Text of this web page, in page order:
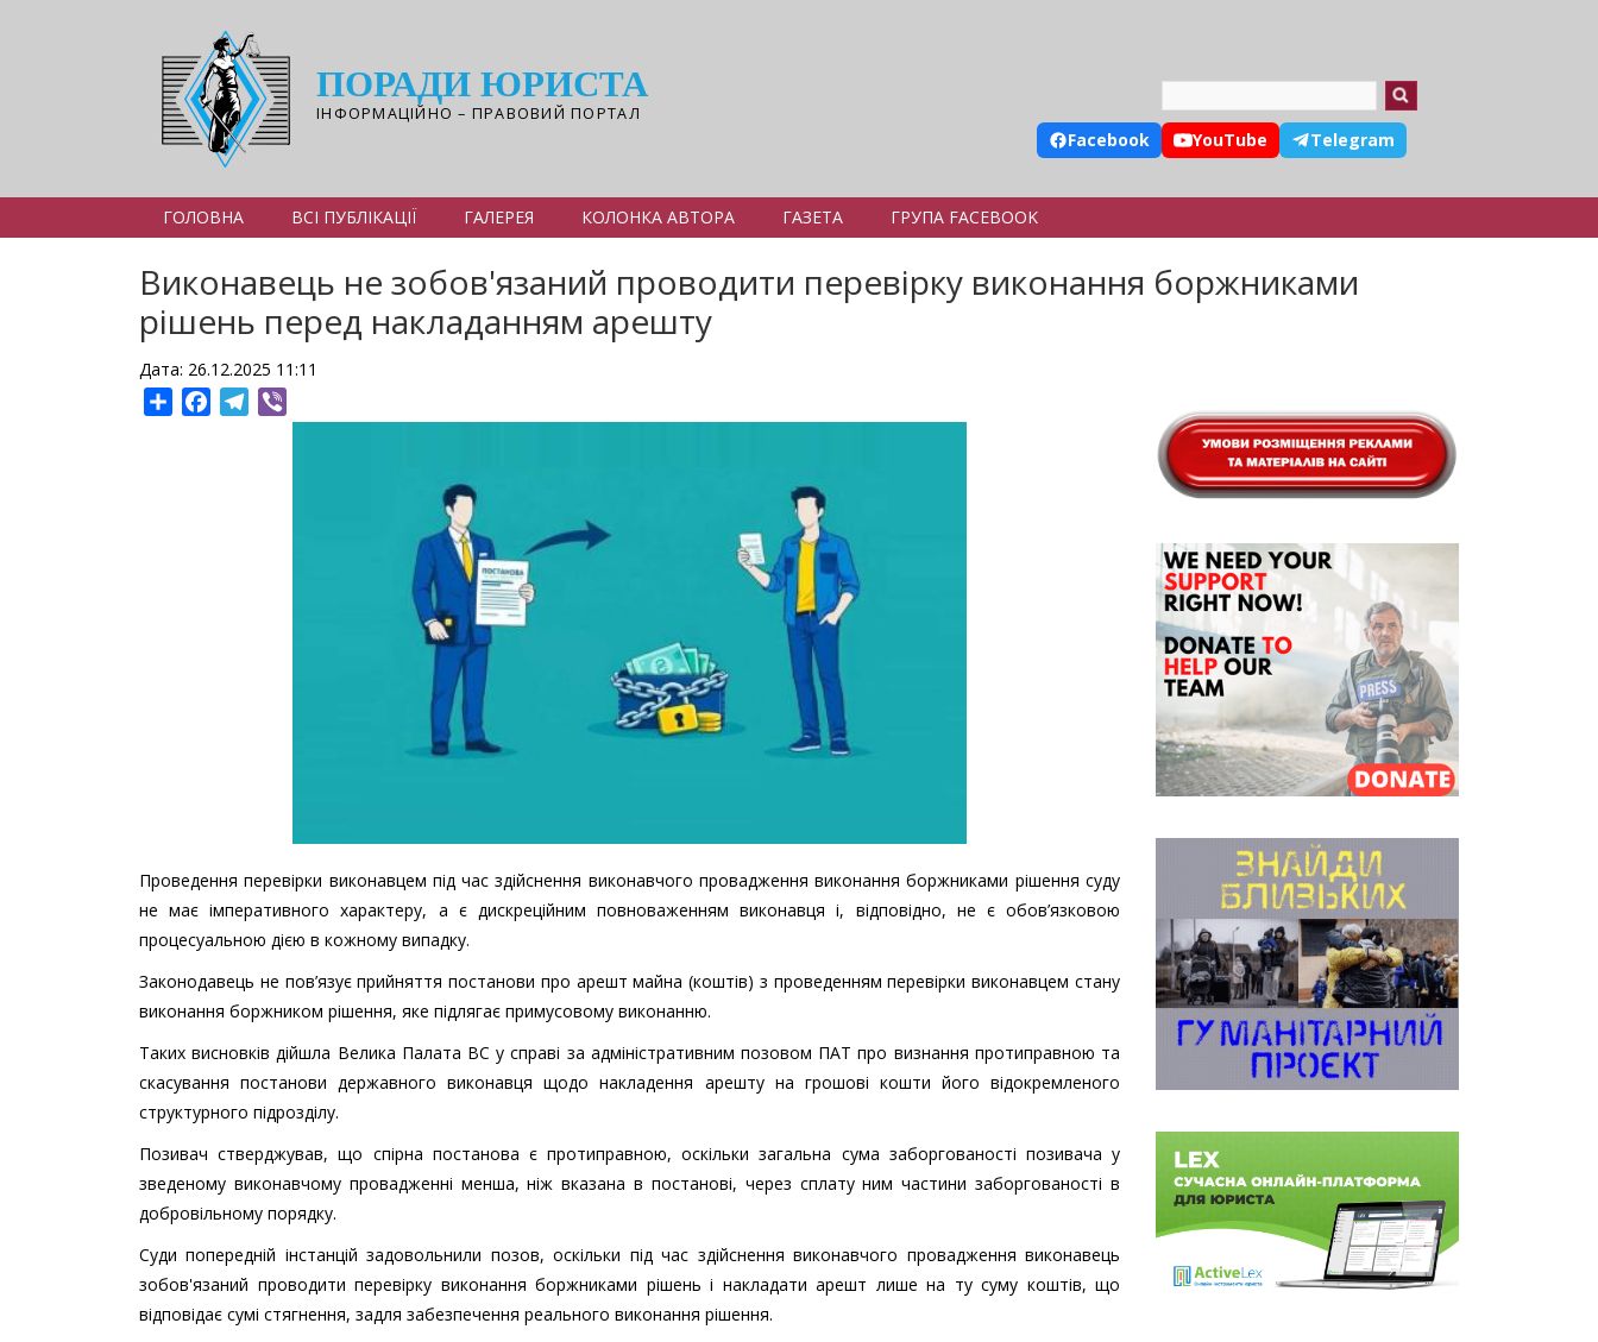
ПОРАДИ ЮРИСТА
ІНФОРМАЦІЙНО – ПРАВОВИЙ ПОРТАЛ
Facebook YouTube Telegram
ГОЛОВНА ВСІ ПУБЛІКАЦІЇ ГАЛЕРЕЯ КОЛОНКА АВТОРА ГАЗЕТА ГРУПА FACEBOOK
Виконавець не зобов'язаний проводити перевірку виконання боржниками
рішень перед накладанням арешту
Дата: 26.12.2025 11:11
ShareFacebookTelegram
Проведення перевірки виконавцем під час здійснення виконавчого провадження виконання боржниками рішення суду
не має імперативного характеру, а є дискреційним повноваженням виконавця і, відповідно, не є обов’язковою
процесуальною дією в кожному випадку.
Законодавець не пов’язує прийняття постанови про арешт майна (коштів) з проведенням перевірки виконавцем стану
виконання боржником рішення, яке підлягає примусовому виконанню.
Таких висновків дійшла Велика Палата ВС у справі за адміністративним позовом ПАТ про визнання протиправною та
скасування постанови державного виконавця щодо накладення арешту на грошові кошти його відокремленого
структурного підрозділу.
Позивач стверджував, що спірна постанова є протиправною, оскільки загальна сума заборгованості позивача у
зведеному виконавчому провадженні менша, ніж вказана в постанові, через сплату ним частини заборгованості в
добровільному порядку.
Суди попередній інстанцій задовольнили позов, оскільки під час здійснення виконавчого провадження виконавець
зобов'язаний проводити перевірку виконання боржниками рішень і накладати арешт лише на ту суму коштів, що
відповідає сумі стягнення, задля забезпечення реального виконання рішення.